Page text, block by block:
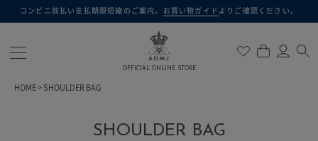
コンビニ前払い支払期限短縮のご案内。 お買い物ガイド よりご確認ください。
OFFICIAL ONLINE STORE
検索
HOME SHOULDER BAG
SHOULDER BAG